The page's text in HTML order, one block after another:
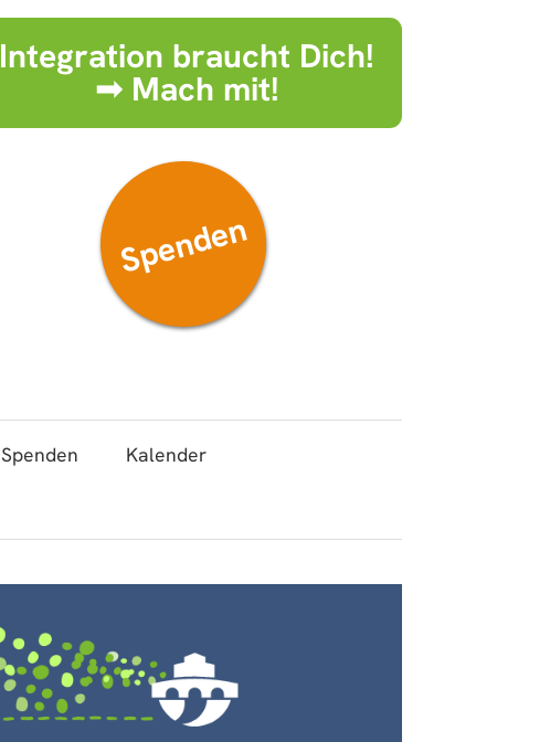
Integration braucht Dich!
➟ Mach mit!
Spenden
Spenden
Kalender